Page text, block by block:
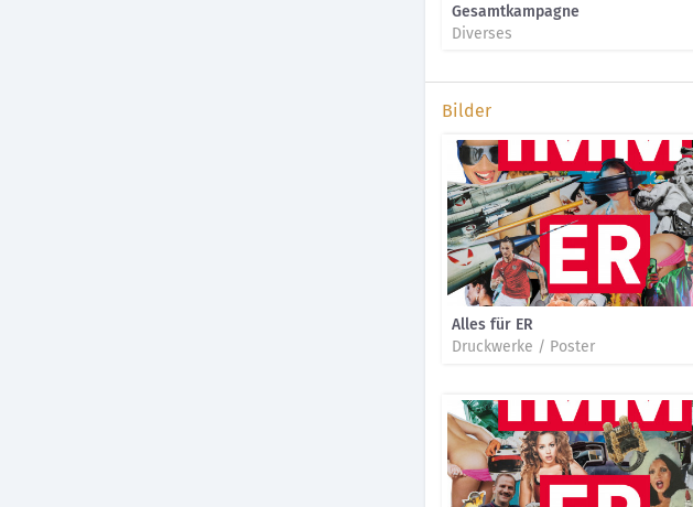
Gesamtkampagne
Diverses
Bilder
Alles für ER
Druckwerke / Poster